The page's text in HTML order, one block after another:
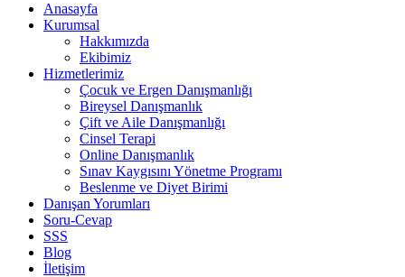
Anasayfa
Kurumsal
Hakkımızda
Ekibimiz
Hizmetlerimiz
Çocuk ve Ergen Danışmanlığı
Bireysel Danışmanlık
Çift ve Aile Danışmanlığı
Cinsel Terapi
Online Danışmanlık
Sınav Kaygısını Yönetme Programı
Beslenme ve Diyet Birimi
Danışan Yorumları
Soru-Cevap
SSS
Blog
İletişim